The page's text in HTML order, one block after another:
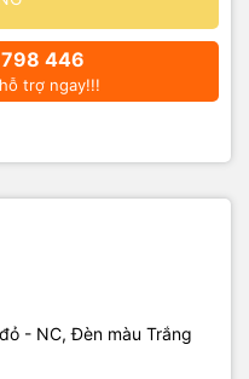
446
trợ ngay!!!
- NC, Đèn màu Trắng